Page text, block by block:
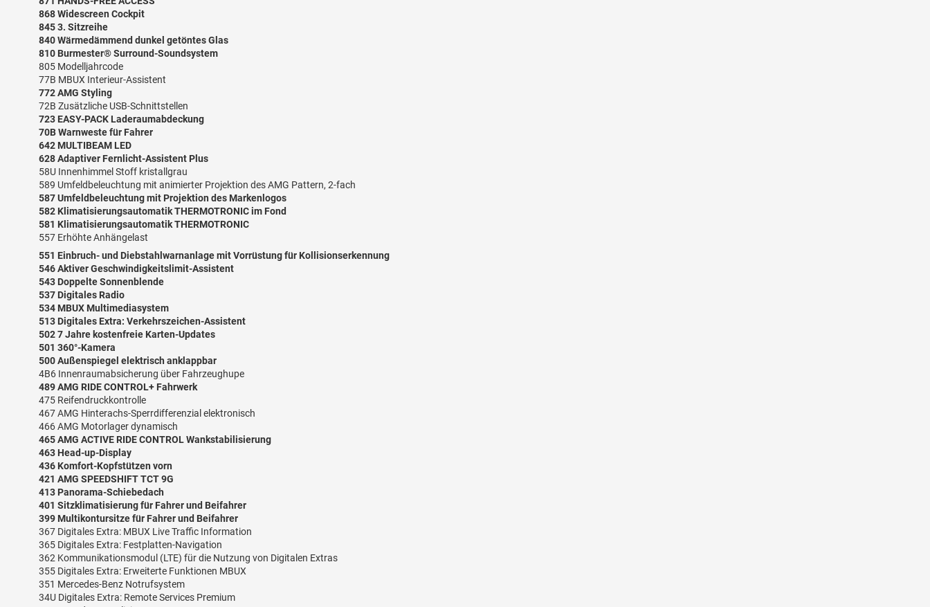
868 Widescreen Cockpit
845 3. Sitzreihe
840 Wärmedämmend dunkel getöntes Glas
810 Burmester® Surround-Soundsystem
805 Modelljahrcode
77B MBUX Interieur-Assistent
772 AMG Styling
72B Zusätzliche USB-Schnittstellen
723 EASY-PACK Laderaumabdeckung
70B Warnweste für Fahrer
642 MULTIBEAM LED
628 Adaptiver Fernlicht-Assistent Plus
58U Innenhimmel Stoff kristallgrau
589 Umfeldbeleuchtung mit animierter Projektion des AMG Pattern, 2-fach
587 Umfeldbeleuchtung mit Projektion des Markenlogos
582 Klimatisierungsautomatik THERMOTRONIC im Fond
581 Klimatisierungsautomatik THERMOTRONIC
557 Erhöhte Anhängelast
551 Einbruch- und Diebstahlwarnanlage mit Vorrüstung für Kollisionserkennung
546 Aktiver Geschwindigkeitslimit-Assistent
543 Doppelte Sonnenblende
537 Digitales Radio
534 MBUX Multimediasystem
513 Digitales Extra: Verkehrszeichen-Assistent
502 7 Jahre kostenfreie Karten-Updates
501 360°-Kamera
500 Außenspiegel elektrisch anklappbar
4B6 Innenraumabsicherung über Fahrzeughupe
489 AMG RIDE CONTROL+ Fahrwerk
475 Reifendruckkontrolle
467 AMG Hinterachs-Sperrdifferenzial elektronisch
466 AMG Motorlager dynamisch
465 AMG ACTIVE RIDE CONTROL Wankstabilisierung
463 Head-up-Display
436 Komfort-Kopfstützen vorn
421 AMG SPEEDSHIFT TCT 9G
413 Panorama-Schiebedach
401 Sitzklimatisierung für Fahrer und Beifahrer
399 Multikontursitze für Fahrer und Beifahrer
367 Digitales Extra: MBUX Live Traffic Information
365 Digitales Extra: Festplatten-Navigation
362 Kommunikationsmodul (LTE) für die Nutzung von Digitalen Extras
355 Digitales Extra: Erweiterte Funktionen MBUX
351 Mercedes-Benz Notrufsystem
34U Digitales Extra: Remote Services Premium